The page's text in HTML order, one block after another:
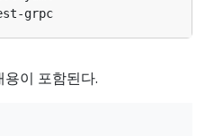
이 포함된다.